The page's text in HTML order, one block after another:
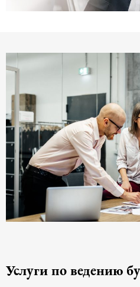
Морское право
Спортивное право
Услуги по ведению